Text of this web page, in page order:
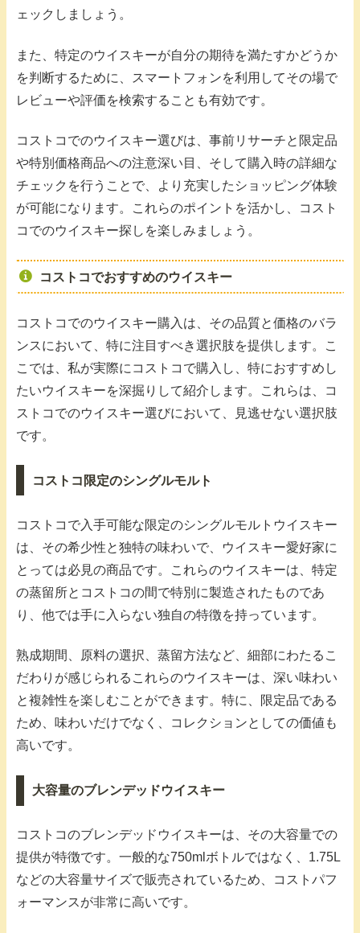
ェックしましょう。
また、特定のウイスキーが自分の期待を満たすかどうか
を判断するために、スマートフォンを利用してその場で
レビューや評価を検索することも有効です。
コストコでのウイスキー選びは、事前リサーチと限定品
や特別価格商品への注意深い目、そして購入時の詳細な
チェックを行うことで、より充実したショッピング体験
が可能になります。これらのポイントを活かし、コスト
コでのウイスキー探しを楽しみましょう。
コストコでおすすめのウイスキー
コストコでのウイスキー購入は、その品質と価格のバラ
ンスにおいて、特に注目すべき選択肢を提供します。こ
こでは、私が実際にコストコで購入し、特におすすめし
たいウイスキーを深掘りして紹介します。これらは、コ
ストコでのウイスキー選びにおいて、見逃せない選択肢
です。
コストコ限定のシングルモルト
コストコで入手可能な限定のシングルモルトウイスキー
は、その希少性と独特の味わいで、ウイスキー愛好家に
とっては必見の商品です。これらのウイスキーは、特定
の蒸留所とコストコの間で特別に製造されたものであ
り、他では手に入らない独自の特徴を持っています。
熟成期間、原料の選択、蒸留方法など、細部にわたるこ
だわりが感じられるこれらのウイスキーは、深い味わい
と複雑性を楽しむことができます。特に、限定品である
ため、味わいだけでなく、コレクションとしての価値も
高いです。
大容量のブレンデッドウイスキー
コストコのブレンデッドウイスキーは、その大容量での
提供が特徴です。一般的な750mlボトルではなく、1.75L
などの大容量サイズで販売されているため、コストパフ
ォーマンスが非常に高いです。